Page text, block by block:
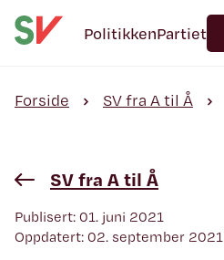
PolitikkenPartiet
Forside SV fra A til Å
SV fra A til Å
Publisert: 01. juni 2021
Oppdatert: 02. september 2021